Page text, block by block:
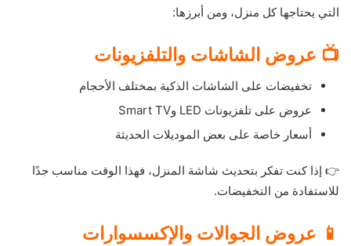
التي يحتاجها كل منزل، ومن أبرزها:
📺 عروض الشاشات والتلفزيونات
تخفيضات على الشاشات الذكية بمختلف الأحجام
عروض على تلفزيونات LED وSmart TV
أسعار خاصة على بعض الموديلات الحديثة
👉 إذا كنت تفكر بتحديث شاشة المنزل، فهذا الوقت مناسب جدًا
للاستفادة من التخفيضات.
📱 عروض الجوالات والإكسسوارات